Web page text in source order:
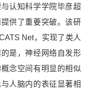
认知科学学院毕彦超
供了重要突破。该研
Net，实现了 类人
是，神经网络自发形
念空间有明显的相似
人脑内的表征显著相